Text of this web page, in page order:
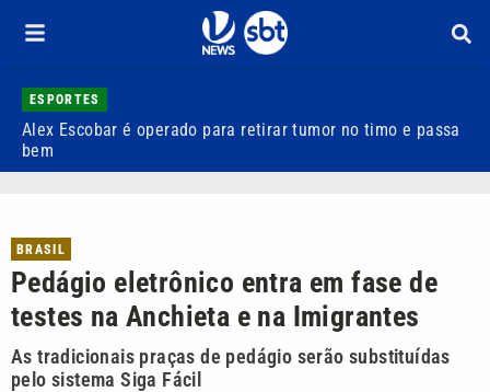
ESPORTES
Alex Escobar é operado para retirar tumor no timo e passa
bem
BRASIL
Pedágio eletrônico entra em fase de
testes na Anchieta e na Imigrantes
As tradicionais praças de pedágio serão substituídas
pelo sistema Siga Fácil